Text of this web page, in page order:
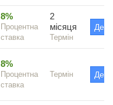
8%
Процентна
ставка
2
місяця
Термін
8%
Процентна
ставка
Термін